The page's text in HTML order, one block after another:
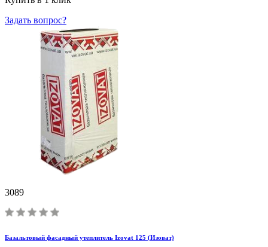
Задать вопрос?
3089
Базальтовый фасадный утеплитель Izovat 125 (Изоват)